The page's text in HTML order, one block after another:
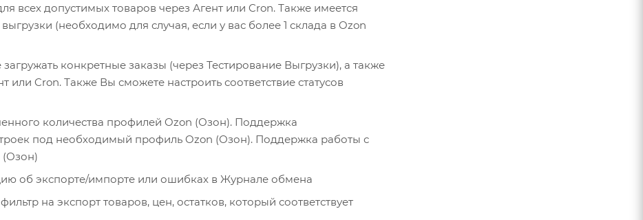
всех допустимых товаров через Агент или Cron. Также имеется
(необходимо для случая, если у вас более 1 склада в Ozon
конкретные заказы (через Тестирование Выгрузки), а также
или Cron. Также Вы сможете настроить соответствие статусов
количества профилей Ozon (Озон). Поддержка
под необходимый профиль Ozon (Озон). Поддержка работы с
(Озон)
об экспорте/импорте или ошибках в Журнале обмена
на экспорт товаров, цен, остатков, который соответствует